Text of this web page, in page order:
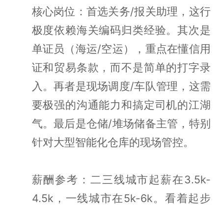
核心岗位：首选关务/报关助理，这行
极度依赖海关编码归类经验。其次是
单证员（海运/空运），重点在懂信用
证和贸易条款，而不是简单的打字录
入。再者是现场调度/车队管理，这需
要极强的沟通能力和搞定司机的江湖
气。最后是仓储/堆场储备主管，特别
针对大型智能化仓库的现场管控。
薪酬参考：二三线城市起薪在3.5k-
4.5k，一线城市在5k-6k。看着起步